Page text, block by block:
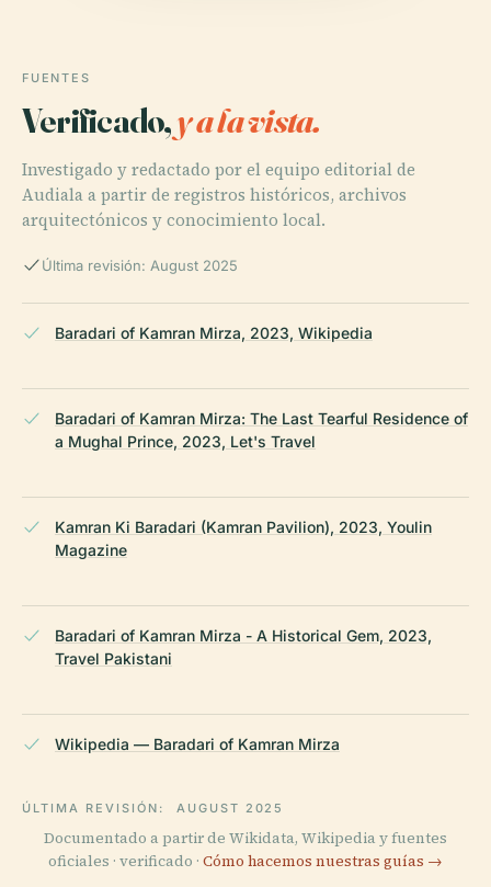
FUENTES
Verificado,y a la vista.
Investigado y redactado por el equipo editorial de
Audiala a partir de registros históricos, archivos
arquitectónicos y conocimiento local.
Última revisión: August 2025
Baradari of Kamran Mirza, 2023, Wikipedia
Baradari of Kamran Mirza: The Last Tearful Residence of
a Mughal Prince, 2023, Let's Travel
Kamran Ki Baradari (Kamran Pavilion), 2023, Youlin
Magazine
Baradari of Kamran Mirza - A Historical Gem, 2023,
Travel Pakistani
Wikipedia — Baradari of Kamran Mirza
ÚLTIMA REVISIÓN: AUGUST 2025
Documentado a partir de Wikidata, Wikipedia y fuentes
oficiales · verificado · Cómo hacemos nuestras guías →